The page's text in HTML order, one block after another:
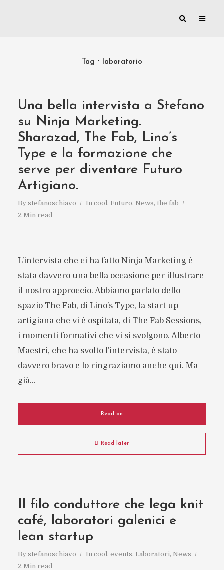
Tag laboratorio
Una bella intervista a Stefano
su Ninja Marketing.
Sharazad, The Fab, Lino’s
Type e la formazione che
serve per diventare Futuro
Artigiano.
By stefanoschiavo In cool, Futuro, News, the fab
2 Min read
L’intervista che ci ha fatto Ninja Marketing è
stata davvero una bella occasione per illustrare
il nostro approccio. Abbiamo parlato dello
spazio The Fab, di Lino’s Type, la start up
artigiana che vi è ospitata, di The Fab Sessions,
i momenti formativi che vi si svolgono. Alberto
Maestri, che ha svolto l’intervista, è stato
davvero bravo e lo ringraziamo anche qui. Ma
già...
Read on
Read later
Il filo conduttore che lega knit
café, laboratori galenici e
lean startup
By stefanoschiavo In cool, events, Laboratori, News
2 Min read